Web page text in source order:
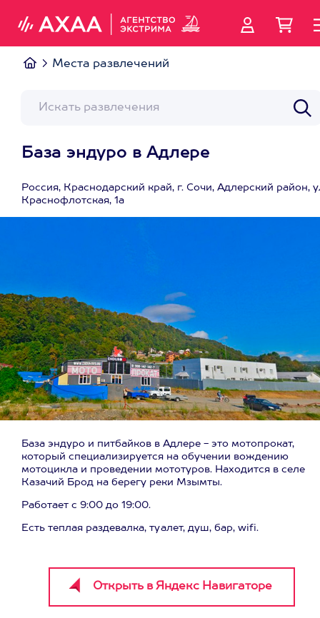
Места развлечений
База эндуро в Адлере
Россия, Краснодарский край, г. Сочи, Адлерский район,
Краснофлотская, 1а
База эндуро и питбайков в Адлере - это мотопрокат,
который специализируется на обучении вождению
мотоцикла и проведении мототуров. Находится в селе
Казачий Брод на берегу реки Мзымты.
Работает с 9:00 до 19:00.
Есть теплая раздевалка, туалет, душ, бар, wifi.